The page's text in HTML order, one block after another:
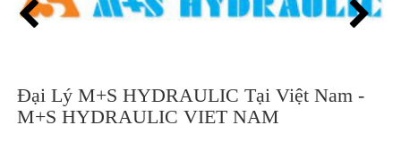
Đại Lý M+S HYDRAULIC Tại Việt Nam -
M+S HYDRAULIC VIET NAM